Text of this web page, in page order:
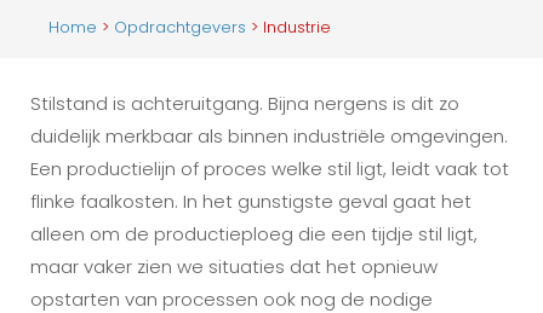
Home > Opdrachtgevers > Industrie
Stilstand is achteruitgang. Bijna nergens is dit zo
duidelijk merkbaar als binnen industriële omgevingen.
Een productielijn of proces welke stil ligt, leidt vaak tot
flinke faalkosten. In het gunstigste geval gaat het
alleen om de productieploeg die een tijdje stil ligt,
maar vaker zien we situaties dat het opnieuw
opstarten van processen ook nog de nodige